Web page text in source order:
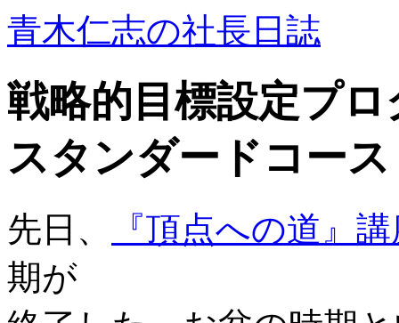
青木仁志の社長日誌
戦略的目標設定プ
スタンダードコー
先日、
『頂点への道』
期が